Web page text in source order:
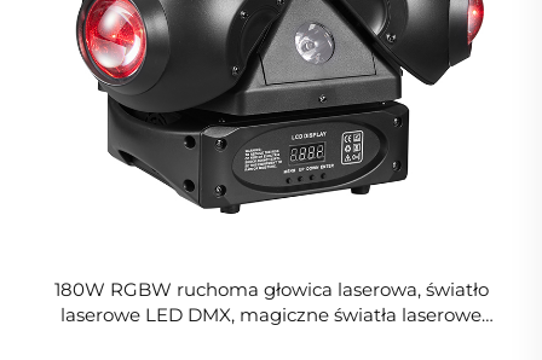
180W RGBW ruchoma głowica laserowa, światło
laserowe LED DMX, magiczne światła laserowe